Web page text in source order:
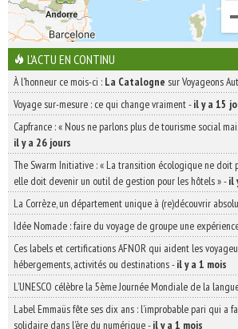
L'ACTU EN CONTINU
À l'honneur ce mois-ci : La Catalogne sur Voyageons
Voyage sur-mesure : ce qui change vraiment-il y a 15
Capfrance : « Nous ne parlons plus de tourisme social
il y a 26 jours
The Swarm Initiative : « La transition écologique ne doit
elle doit devenir un outil de gestion pour les hôtels »-il
La Corrèze, un département unique à (re)découvrir
Idée Nomade : faire du voyage de groupe une
Ces labels et certifications AFNOR qui aident les
hébergements, activités ou destinations-il y a 1 mois
L’UNESCO célèbre la 5ème Journée Mondiale de la
Label Emmaüs fête ses dix ans : l’improbable pari qui a
solidaire dans l’ère du numérique-il y a 1 mois